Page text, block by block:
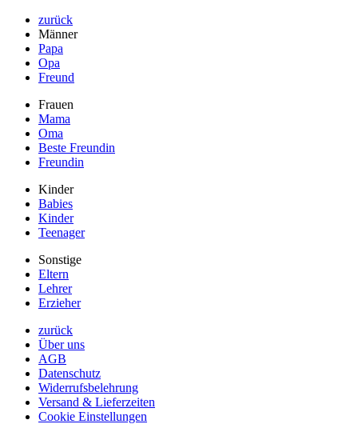
zurück
Männer
Papa
Opa
Freund
Frauen
Mama
Oma
Beste Freundin
Freundin
Kinder
Babies
Kinder
Teenager
Sonstige
Eltern
Lehrer
Erzieher
zurück
Über uns
AGB
Datenschutz
Widerrufsbelehrung
Versand & Lieferzeiten
Cookie Einstellungen